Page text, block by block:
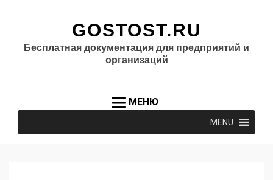
GOSTOST.RU
Бесплатная документация для предприятий и
организаций
МЕНЮ
MENU